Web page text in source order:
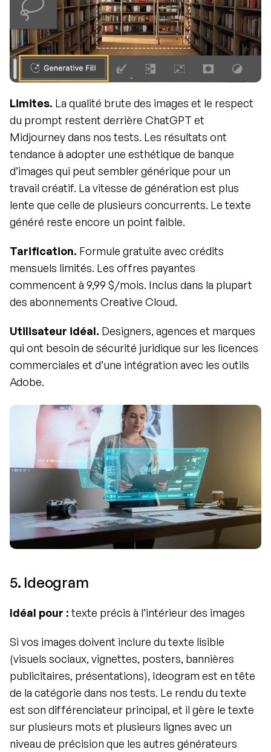
Limites. La qualité brute des images et le respect
du prompt restent derrière ChatGPT et
Midjourney dans nos tests. Les résultats ont
tendance à adopter une esthétique de banque
d’images qui peut sembler générique pour un
travail créatif. La vitesse de génération est plus
lente que celle de plusieurs concurrents. Le texte
généré reste encore un point faible.
Tarification. Formule gratuite avec crédits
mensuels limités. Les offres payantes
commencent à 9,99 $/mois. Inclus dans la plupart
des abonnements Creative Cloud.
Utilisateur idéal. Designers, agences et marques
qui ont besoin de sécurité juridique sur les licences
commerciales et d’une intégration avec les outils
Adobe.
5. Ideogram
Idéal pour : texte précis à l’intérieur des images
Si vos images doivent inclure du texte lisible
(visuels sociaux, vignettes, posters, bannières
publicitaires, présentations), Ideogram est en tête
de la catégorie dans nos tests. Le rendu du texte
est son différenciateur principal, et il gère le texte
sur plusieurs mots et plusieurs lignes avec un
niveau de précision que les autres générateurs